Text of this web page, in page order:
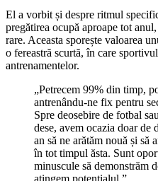
El a vorbit și despre ritmul
pregătirea ocupă aproape tot
rare. Aceasta sporește valoarea
o fereastră scurtă, în care
antrenamentelor.
„Petrecem 99% din timp,
antrenându-ne fix pentru
Spre deosebire de fotbal
dese, avem ocazia doar
an să ne arătăm nouă și să
în tot timpul ăsta. Sunt
minuscule să demonstrăm